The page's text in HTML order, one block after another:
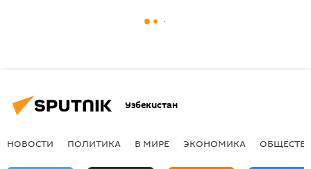
Узбекистан
НОВОСТИ ПОЛИТИКА В МИРЕ ЭКОНОМИКА